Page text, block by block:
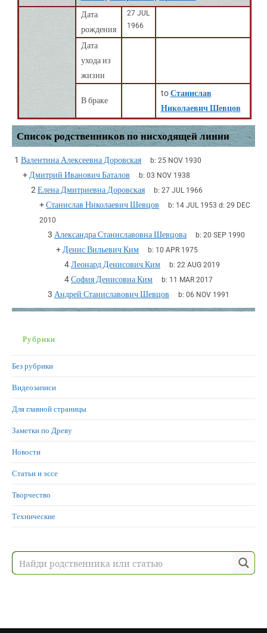
Дата
рождения
27 JUL
1966
Дата
ухода из
жизни
В браке
toСтанислав
Николаевич Шевцов
Список родственников по нисходящей линии
1 Валентина Алексеевна Доровская b: 25 NOV 1930
+ Дмитрий Иванович Баталов b: 03 NOV 1938
2 Елена Дмитриевна Доровская b: 27 JUL 1966
+Станислав Николаевич Шевцов b: 14 JUL 1953 d: 29 DEC
2010
3 Александра Станиславовна Шевцова b: 20 SEP 1990
+ Денис Вильевич Ким b: 10 APR 1975
4Леонард Денисович Ким b: 22 AUG 2019
4София Денисовна Ким b: 11 MAR 2017
3 Андрей Станиславович Шевцов b: 06 NOV 1991
Рубрики
Без рубрики
Видеозаписи
Для главной страницы
Заметки по Древу
Новости
Статьи и эссе
Творчество
Технические